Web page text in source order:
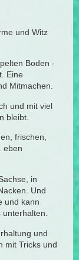
und Witz
Boden -
Eine
Mitmachen.
und mit viel
bleibt.
frischen,
eben
in
Und
und kann
und
mit Tricks und